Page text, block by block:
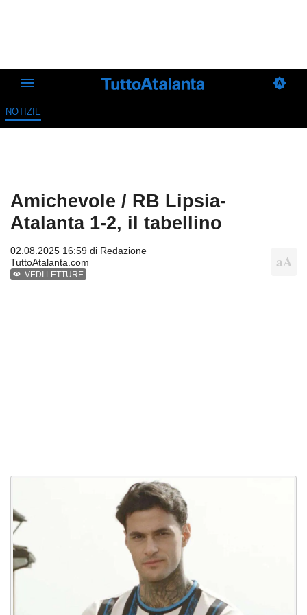
NOTIZIE
Amichevole / RB Lipsia-
Atalanta 1-2, il tabellino
02.08.2025 16:59 di Redazione
TuttoAtalanta.com
VEDI LETTURE